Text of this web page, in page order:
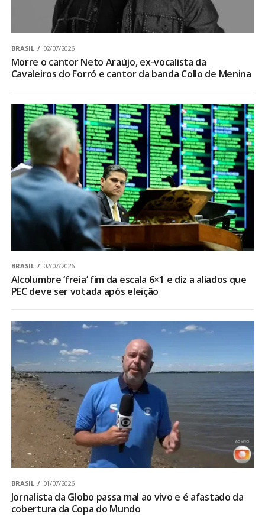
BRASIL 02/07/2026
Morre o cantor Neto Araújo, ex-vocalista da
Cavaleiros do Forró e cantor da banda Collo de Menina
BRASIL 02/07/2026
Alcolumbre ‘freia’ fim da escala 6×1 e diz a aliados que
PEC deve ser votada após eleição
BRASIL 01/07/2026
Jornalista da Globo passa mal ao vivo e é afastado da
cobertura da Copa do Mundo